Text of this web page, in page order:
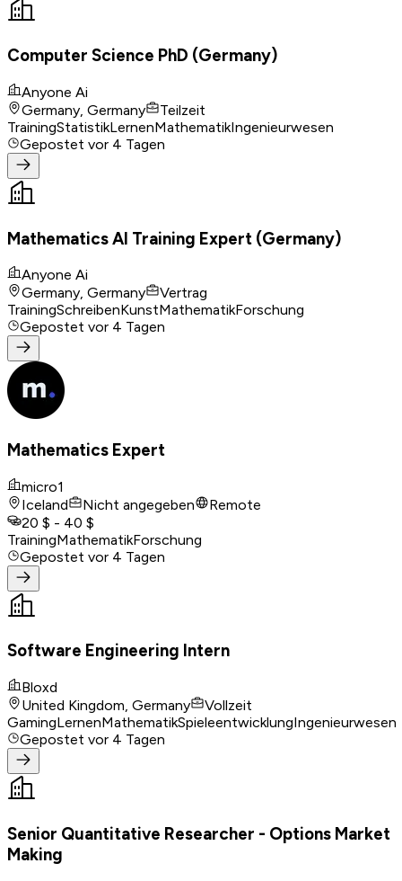
Computer Science PhD (Germany)
Anyone Ai
Germany, Germany
Teilzeit
TrainingStatistikLernenMathematikIngenieurwesen
Gepostet vor 4 Tagen
Mathematics AI Training Expert (Germany)
Anyone Ai
Germany, Germany
Vertrag
TrainingSchreibenKunstMathematikForschung
Gepostet vor 4 Tagen
Mathematics Expert
micro1
Iceland
Nicht angegeben
Remote
20 $ - 40 $
TrainingMathematikForschung
Gepostet vor 4 Tagen
Software Engineering Intern
Bloxd
United Kingdom, Germany
Vollzeit
GamingLernenMathematikSpieleentwicklungIngenieurwesen
Gepostet vor 4 Tagen
Senior Quantitative Researcher - Options Market
Making